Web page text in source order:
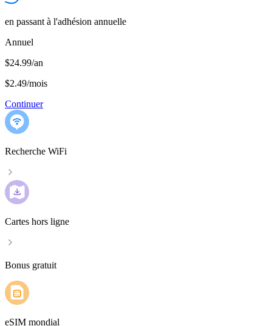
en passant à l'adhésion annuelle
Annuel
$24.99/an
$2.49/mois
Continuer
Recherche WiFi
Cartes hors ligne
Bonus gratuit
eSIM mondial